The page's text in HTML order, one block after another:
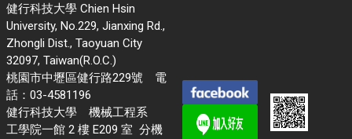
健行科技大學 Chien Hsin
University, No.229, Jianxing Rd.,
Zhongli Dist., Taoyuan City
32097, Taiwan(R.O.C.)
桃園市中壢區健行路229號 電
話：03-4581196
健行科技大學 機械工程系
工學院一館 2 樓 E209 室 分機